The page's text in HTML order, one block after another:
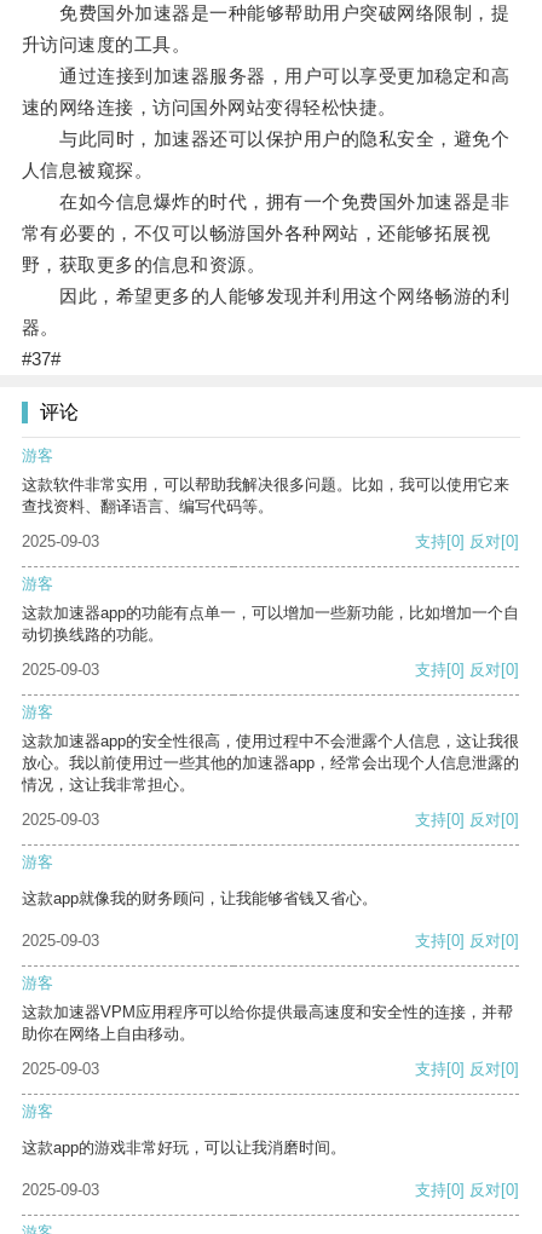
免费国外加速器是一种能够帮助用户突破网络限制，提
升访问速度的工具。
通过连接到加速器服务器，用户可以享受更加稳定和高
速的网络连接，访问国外网站变得轻松快捷。
与此同时，加速器还可以保护用户的隐私安全，避免个
人信息被窥探。
在如今信息爆炸的时代，拥有一个免费国外加速器是非
常有必要的，不仅可以畅游国外各种网站，还能够拓展视
野，获取更多的信息和资源。
因此，希望更多的人能够发现并利用这个网络畅游的利
器。
#37#
评论
游客
这款软件非常实用，可以帮助我解决很多问题。比如，我可以使用它来
查找资料、翻译语言、编写代码等。
2025-09-03
支持[0] 反对[0]
游客
这款加速器app的功能有点单一，可以增加一些新功能，比如增加一个自
动切换线路的功能。
2025-09-03
支持[0] 反对[0]
游客
这款加速器app的安全性很高，使用过程中不会泄露个人信息，这让我很
放心。我以前使用过一些其他的加速器app，经常会出现个人信息泄露的
情况，这让我非常担心。
2025-09-03
支持[0] 反对[0]
游客
这款app就像我的财务顾问，让我能够省钱又省心。
2025-09-03 支持[0] 反对[0]
游客
这款加速器VPM应用程序可以给你提供最高速度和安全性的连接，并帮
助你在网络上自由移动。
2025-09-03
支持[0] 反对[0]
游客
这款app的游戏非常好玩，可以让我消磨时间。
2025-09-03 支持[0] 反对[0]